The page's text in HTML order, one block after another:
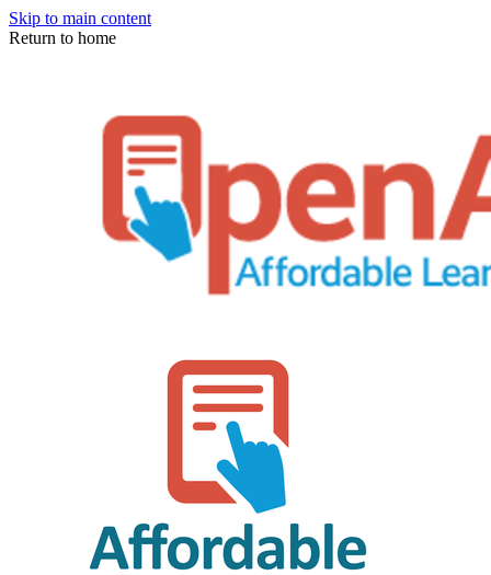
Skip to main content
Return to home